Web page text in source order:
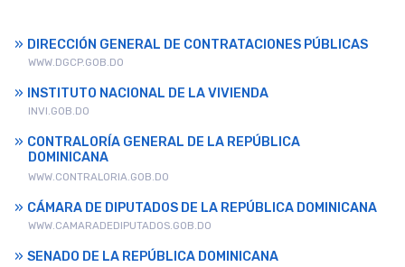
DIRECCIÓN GENERAL DE CONTRATACIONES PÚBLICAS
WWW.DGCP.GOB.DO
INSTITUTO NACIONAL DE LA VIVIENDA
INVI.GOB.DO
CONTRALORÍA GENERAL DE LA REPÚBLICA
DOMINICANA
WWW.CONTRALORIA.GOB.DO
CÁMARA DE DIPUTADOS DE LA REPÚBLICA DOMINICANA
WWW.CAMARADEDIPUTADOS.GOB.DO
SENADO DE LA REPÚBLICA DOMINICANA